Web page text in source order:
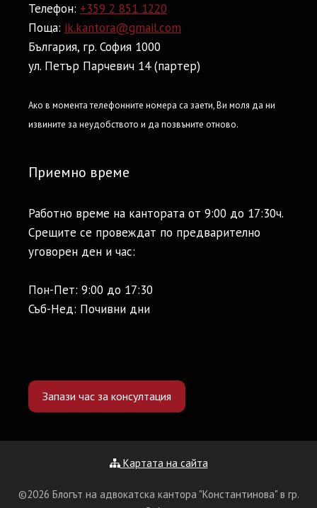
Телефон: +359 2 851 1220
Поща: ik.kantora@gmail.com
България, гр. София 1000
ул. Петър Парчевич 14 (партер)
Ако в момента телефонните номера са заети, Ви моля да ни
извините за неудобството и да позвъните отново.
Приемно време
Работно време на кантората от 9:00 до 17:30ч.
Срещите се провеждат по предварително
уговорен ден и час:
Пон-Пет: 9:00 до 17:30
Съб-Нед: Почивни дни
Запази час за консултация
Картата на сайта
©2026 Блогът на адвокатска кантора "Константинова" в гр.